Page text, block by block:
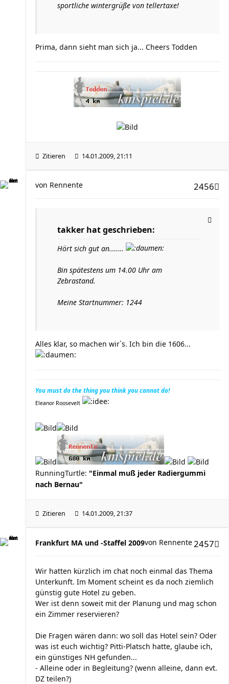
sportliche wintergrüße von tellertaxe!
Prima, dann sieht man sich ja... Cheers Todden
Zitieren 14.01.2009, 21:11
2456
von Rennente
takker hat geschrieben:
Hört sich gut an.......
Bin spätestens um 14.00 Uhr am
Zebrastand.
Meine Startnummer: 1244
Alles klar, so machen wir`s. Ich bin die 1606...
You must do the thing you think you cannot do!
Eleanor Roosevelt
RunningTurtle: "Einmal muß jeder Radiergummi
nach Bernau"
Zitieren 14.01.2009, 21:37
Frankfurt MA und -Staffel 2009 2457
von Rennente
Wir hatten kürzlich im chat noch einmal das Thema
Unterkunft. Im Moment scheint es da noch ziemlich
günstig gute Hotel zu geben.
Wer ist denn soweit mit der Planung und mag schon
ein Zimmer reservieren?
Die Fragen wären dann: wo soll das Hotel sein? Oder
was ist euch wichtig? Pitti-Platsch hatte, glaube ich,
ein günstiges NH gefunden...
- Alleine oder in Begleitung? (wenn alleine, dann evt.
DZ teilen?)